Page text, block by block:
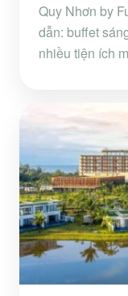
Quy Nhơn by
dẫn: buffet
nhiều tiện ích